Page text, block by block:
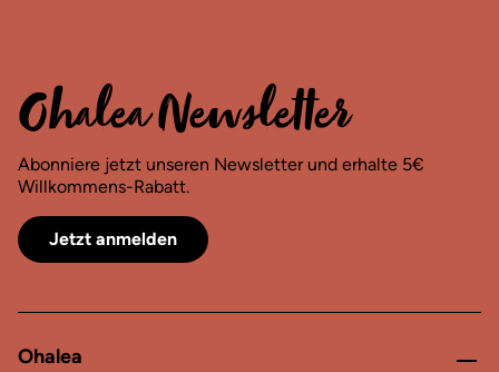
Ohalea Newsletter
Abonniere jetzt unseren Newsletter und erhalte 5€
Willkommens-Rabatt.
Jetzt anmelden
Ohalea